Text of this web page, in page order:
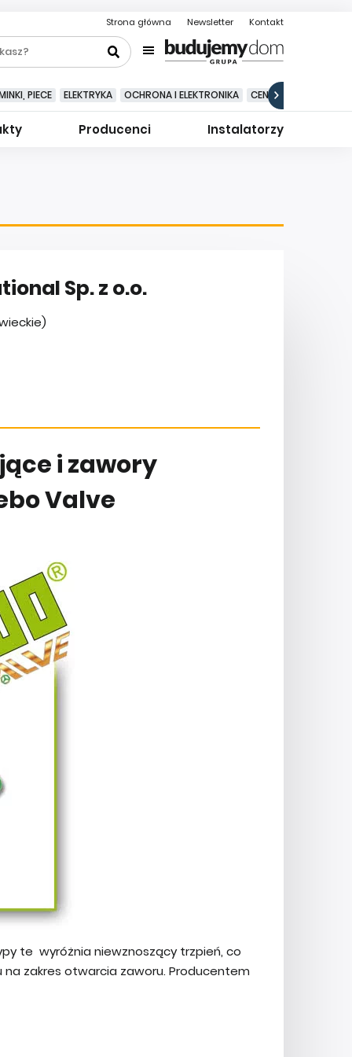
Strona główna Newsletter Kontakt
PIECE ELEKTRYKA OCHRONA I ELEKTRONIKA CENTRALNE
Producenci Instalatorzy
Sp. z o.o.
i zawory
Valve
te wyróżnia niewznoszący trzpień, co
zakres otwarcia zaworu. Producentem